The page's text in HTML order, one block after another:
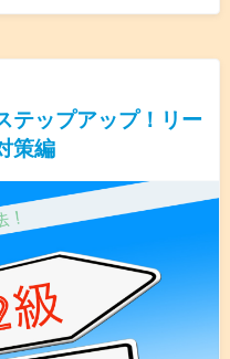
ップアップ！リー
策編